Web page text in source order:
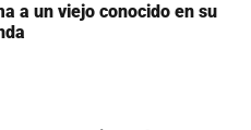
a un viejo conocido en su